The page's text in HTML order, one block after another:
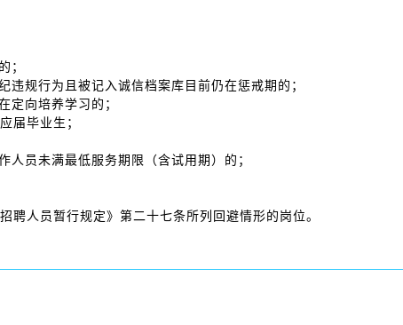
；
违规行为且被记入诚信档案库目前仍在惩戒期的；
定向培养学习的；
届毕业生；
人员未满最低服务期限（含试用期）的；
聘人员暂行规定》第二十七条所列回避情形的岗位。